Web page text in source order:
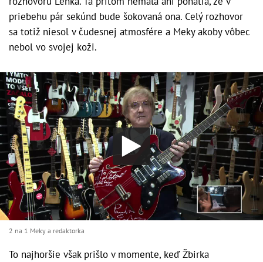
priebehu pár sekúnd bude šokovaná ona. Celý rozhovor
sa totiž niesol v čudesnej atmosfére a Meky akoby vôbec
nebol vo svojej koži.
2 na 1 Meky a redaktorka
To najhoršie však prišlo v momente, keď Žbirka